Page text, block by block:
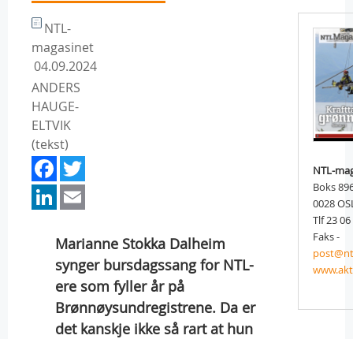
NTL-
magasinet
04.09.2024
ANDERS
HAUGE-
ELTVIK
(tekst)
Facebook
LinkedIn
Marianne Stokka Dalheim
synger bursdagssang for NTL-
ere som fyller år på
Brønnøysundregistrene. Da er
det kanskje ikke så rart at hun
NTL-
Boks
0028
Tlf 23
Faks -